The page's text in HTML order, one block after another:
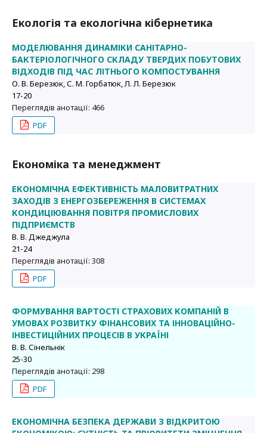
Екологія та екологічна кібернетика
МОДЕЛЮВАННЯ ДИНАМІКИ САНІТАРНО-
БАКТЕРІОЛОГІЧНОГО СКЛАДУ ТВЕРДИХ ПОБУТОВИХ
ВІДХОДІВ ПІД ЧАС ЛІТНЬОГО КОМПОСТУВАННЯ
О. В. Березюк, С. М. Горбатюк, Л. Л. Березюк
17-20
Переглядів анотації: 466
PDF
Економіка та менеджмент
ЕКОНОМІЧНА ЕФЕКТИВНІСТЬ МАЛОВИТРАТНИХ
ЗАХОДІВ З ЕНЕРГОЗБЕРЕЖЕННЯ В СИСТЕМАХ
КОНДИЦІЮВАННЯ ПОВІТРЯ ПРОМИСЛОВИХ
ПІДПРИЄМСТВ
В. В. Джеджула
21-24
Переглядів анотації: 308
PDF
ФОРМУВАННЯ ВАРТОСТІ СТРАХОВИХ КОМПАНІЙ В
УМОВАХ РОЗВИТКУ ФІНАНСОВИХ ТА ІННОВАЦІЙНО-
ІНВЕСТИЦІЙНИХ ПРОЦЕСІВ В УКРАЇНІ
В. В. Сінельнік
25-30
Переглядів анотації: 298
PDF
ЕКОНОМІЧНА БЕЗПЕКА ДЕРЖАВИ З ВІДКРИТОЮ